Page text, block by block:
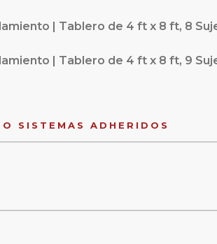
| Tablero de 4 ft x 8 ft, 8
| Tablero de 4 ft x 8 ft, 9
SISTEMAS ADHERIDOS